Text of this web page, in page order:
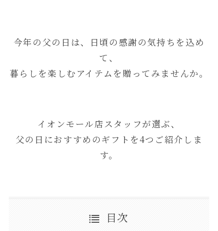
今年の父の日は、日頃の感謝の気持ちを込め
て、
暮らしを楽しむアイテムを贈ってみませんか。
イオンモール店スタッフが選ぶ、
父の日におすすめのギフトを4つご紹介しま
す。
目次